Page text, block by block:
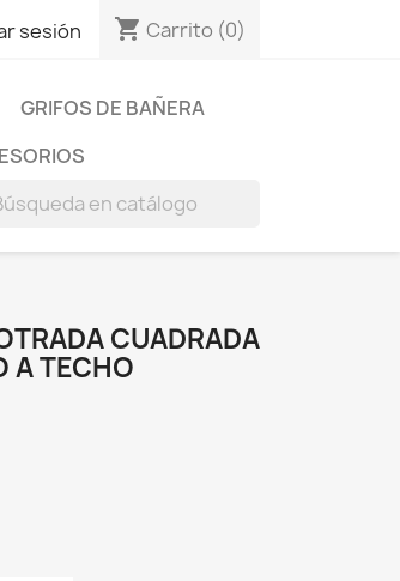
sesión shopping_cart Carrito (0)
GRIFOS DE BAÑERA
CUADRADA
A TECHO